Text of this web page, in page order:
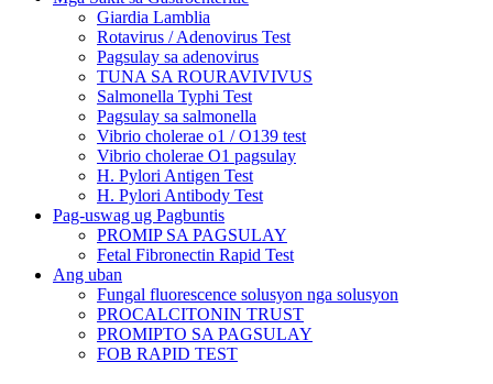
Giardia Lamblia
Rotavirus / Adenovirus Test
Pagsulay sa adenovirus
TUNA SA ROURAVIVIVUS
Salmonella Typhi Test
Pagsulay sa salmonella
Vibrio cholerae o1 / O139 test
Vibrio cholerae O1 pagsulay
H. Pylori Antigen Test
H. Pylori Antibody Test
Pag-uswag ug Pagbuntis
PROMIP SA PAGSULAY
Fetal Fibronectin Rapid Test
Ang uban
Fungal fluorescence solusyon nga solusyon
PROCALCITONIN TRUST
PROMIPTO SA PAGSULAY
FOB RAPID TEST